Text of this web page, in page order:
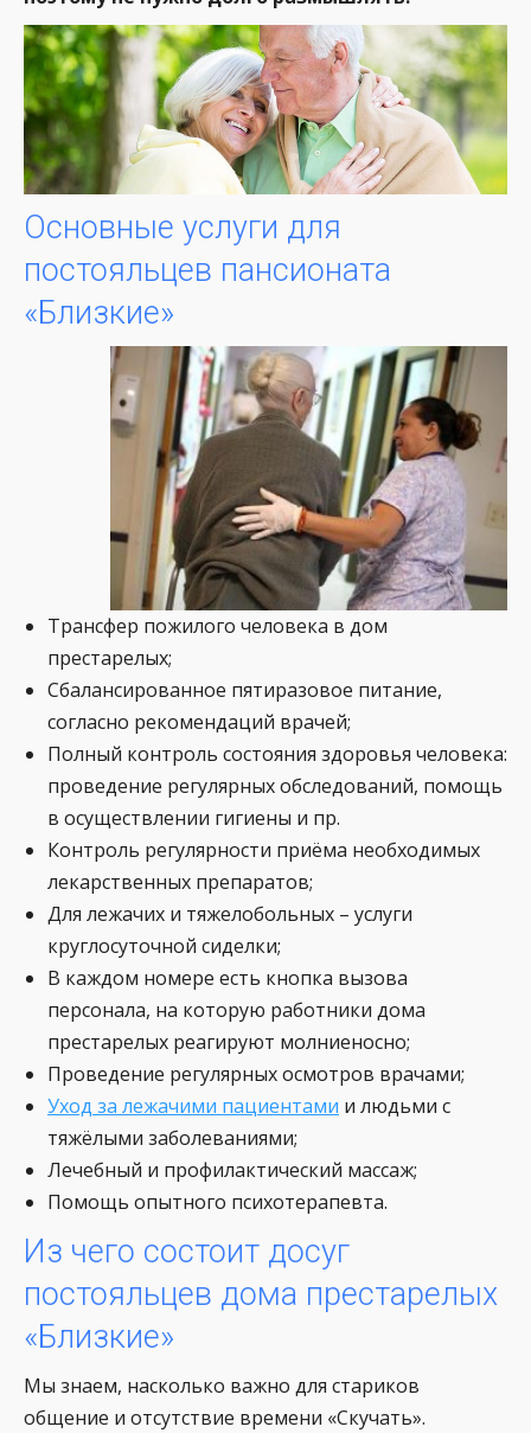
Основные услуги для
постояльцев пансионата
«Близкие»
Трансфер пожилого человека в дом
престарелых;
Сбалансированное пятиразовое питание,
согласно рекомендаций врачей;
Полный контроль состояния здоровья человека:
проведение регулярных обследований, помощь
в осуществлении гигиены и пр.
Контроль регулярности приёма необходимых
лекарственных препаратов;
Для лежачих и тяжелобольных – услуги
круглосуточной сиделки;
В каждом номере есть кнопка вызова
персонала, на которую работники дома
престарелых реагируют молниеносно;
Проведение регулярных осмотров врачами;
Уход за лежачими пациентами и людьми с
тяжёлыми заболеваниями;
Лечебный и профилактический массаж;
Помощь опытного психотерапевта.
Из чего состоит досуг
постояльцев дома престарелых
«Близкие»
Мы знаем, насколько важно для стариков
общение и отсутствие времени «Скучать».